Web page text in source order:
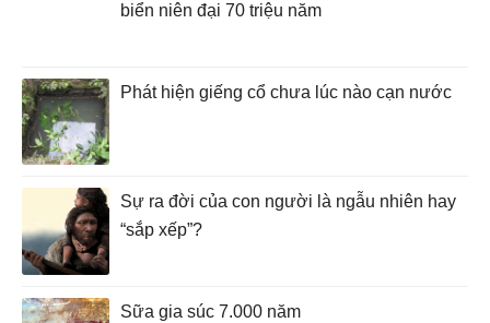
biển niên đại 70 triệu năm
Phát hiện giếng cổ chưa lúc nào cạn nước
Sự ra đời của con người là ngẫu nhiên hay
“sắp xếp”?
Sữa gia súc 7.000 năm